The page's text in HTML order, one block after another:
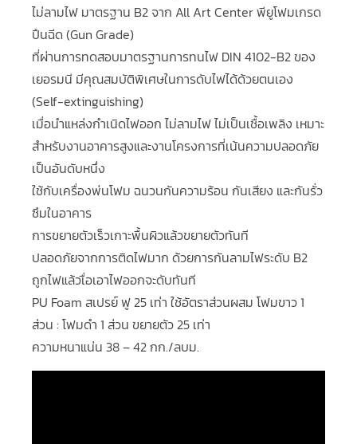
ไม่ลามไฟ มาตรฐาน B2 จาก All Art Center พียูโฟมเกรด
ปืนฉีด (Gun Grade)
ที่ผ่านการทดสอบมาตรฐานการทนไฟ DIN 4102-B2 ของ
เยอรมนี มีคุณสมบัติพิเศษในการดับไฟได้ด้วยตนเอง
(Self-extinguishing)
เมื่อนำแหล่งกำเนิดไฟออก ไม่ลามไฟ ไม่เป็นเชื้อเพลิง เหมาะ
สำหรับงานอาคารสูงและงานโครงการที่เน้นความปลอดภัย
เป็นอันดับหนึ่ง
ใช้กับเครื่องพ่นโฟม ฉนวนกันความร้อน กันเสียง และกันรั่ว
ซึมในอาคาร
การขยายตัวเร็วเกาะพื้นผิวแล้วขยายตัวทันที
ปลอดภัยจากการติดไฟมาก ด้วยการกันลามไฟระดับ B2
ถูกไฟแล้วเื่อเอาไฟออกจะดับทันที
PU Foam สเปรย์ ฟู 25 เท่า ใช้อัตราส่วนผสม โฟมขาว 1
ส่วน : โฟมดำ 1 ส่วน ขยายตัว 25 เท่า
ความหนาแน่น 38 – 42 กก./ลบม.